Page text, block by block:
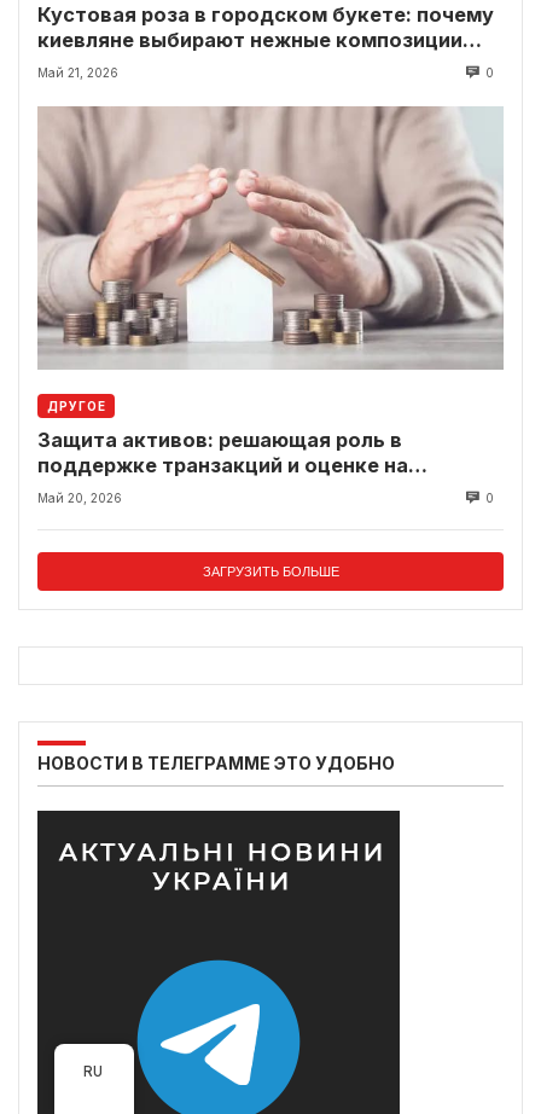
Кустовая роза в городском букете: почему
киевляне выбирают нежные композиции
вместо классики
Май 21, 2026 0
ДРУГОЕ
Защита активов: решающая роль в
поддержке транзакций и оценке на
современном рынке
Май 20, 2026 0
ЗАГРУЗИТЬ БОЛЬШЕ
НОВОСТИ В ТЕЛЕГРАММЕ ЭТО УДОБНО
RU